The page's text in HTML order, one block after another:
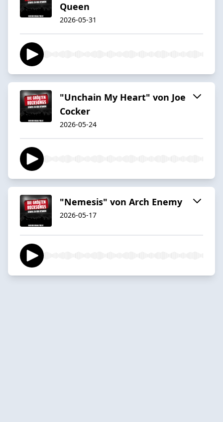
Queen
2026-05-31
"Unchain My Heart" von Joe
Cocker
2026-05-24
"Nemesis" von Arch Enemy
2026-05-17